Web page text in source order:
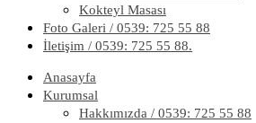
Kokteyl Masası
Foto Galeri / 0539: 725 55 88
İletişim / 0539: 725 55 88.
Anasayfa
Kurumsal
Hakkımızda / 0539: 725 55 88